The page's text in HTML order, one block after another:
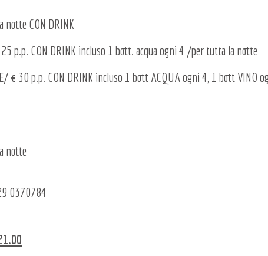
notte CON DRINK
25 p.p. CON DRINK incluso 1 bott. acqua ogni 4 /per tutta la notte
€ 30 p.p. CON DRINK incluso 1 bott ACQUA ogni 4, 1 bott VINO
notte
0370784